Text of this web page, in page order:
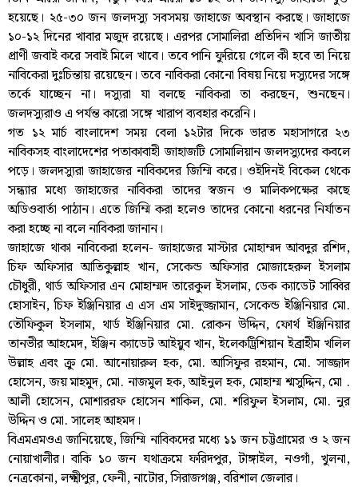
হয়েছে। ২৫-৩০ জন জলদস্যু সবসময় জাহাজে অবস্থান করছে। জাহাজে
১০-১২ দিনের খাবার মজুদ রয়েছে। এরপর সোমালিরা প্রতিদিন খাসি জাতীয়
প্রাণী জবাই করে সবাই মিলে খাবে। তবে পানি ফুরিয়ে গেলে কী হবে তা নিয়ে
নাবিকেরা দুঃচিন্তায় রয়েছেন। তবে নাবিকরা কোনো বিষয় নিয়ে দস্যুদের সঙ্গে
তর্কে যাচ্ছেন না। দস্যুরা যা বলছে নাবিকরা তা করছেন, শুনছেন।
জলদস্যুরাও এ পর্যন্ত কারো সঙ্গে খারাপ ব্যবহার করেনি।
গত ১২ মার্চ বাংলাদেশ সময় বেলা ১২টার দিকে ভারত মহাসাগরে ২৩
নাবিকসহ বাংলাদেশের পতাকাবাহী জাহাজটি সোমালিয়ান জলদস্যুদের কবলে
পড়ে। জলদস্যুরা জাহাজের নাবিকদের জিম্মি করে। ওইদিনই বিকেল থেকে
সন্ধ্যার মধ্যে জাহাজের নাবিকরা তাদের স্বজন ও মালিকপক্ষের কাছে
অডিওবার্তা পাঠান। এতে জিম্মি করা হলেও তাদের কোনো ধরনের নির্যাতন
করা হচ্ছে না বলে নাবিকরা জানান।
জাহাজে থাকা নাবিকেরা হলেন- জাহাজের মাস্টার মোহাম্মদ আবদুর রশিদ,
চিফ অফিসার আতিকুল্লাহ খান, সেকেন্ড অফিসার মোজাহেরুল ইসলাম
চৌধুরী, থার্ড অফিসার এন মোহাম্মদ তারেকুল ইসলাম, ডেক ক্যাডেট সাব্বির
হোসাইন, চিফ ইঞ্জিনিয়ার এ এস এম সাইদুজ্জামান, সেকেন্ড ইঞ্জিনিয়ার মো.
তৌফিকুল ইসলাম, থার্ড ইঞ্জিনিয়ার মো. রোকন উদ্দিন, ফোর্থ ইঞ্জিনিয়ার
তানভীর আহমেদ, ইঞ্জিন ক্যাডেট আইয়ুব খান, ইলেকট্রিশিয়ান ইব্রাহীম খলিল
উল্লাহ এবং ক্রু মো. আনোয়ারুল হক, মো. আসিফুর রহমান, মো. সাজ্জাদ
হোসেন, জয় মাহমুদ, মো. নাজমুল হক, আইনুল হক, মোহাম্ম শ্মসুদ্দিন, মো .
আলী হোসেন, মোশাররফ হোসেন শাকিল, মো. শরিফুল ইসলাম, মো. নুর
উদ্দিন ও মো. সালেহ আহমদ।
বিএমএমওএ জানিয়েছে, জিম্মি নাবিকদের মধ্যে ১১ জন চট্টগ্রামের ও ২ জন
নোয়াখালীর। বাকি ১০ জন যথাক্রমে ফরিদপুর, টাঙ্গাইল, নওগাঁ, খুলনা,
নেত্রকোনা, লক্ষ্মীপুর, ফেনী, নাটোর, সিরাজগঞ্জ, বরিশাল জেলার।